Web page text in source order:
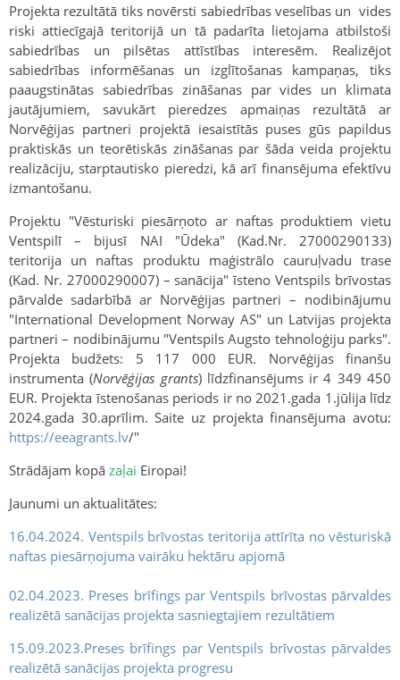
Projekta rezultātā tiks novērsti sabiedrības veselības un vides
riski attiecīgajā teritorijā un tā padarīta lietojama atbilstoši
sabiedrības un pilsētas attīstības interesēm. Realizējot
sabiedrības informēšanas un izglītošanas kampaņas, tiks
paaugstinātas sabiedrības zināšanas par vides un klimata
jautājumiem, savukārt pieredzes apmaiņas rezultātā ar
Norvēģijas partneri projektā iesaistītās puses gūs papildus
praktiskās un teorētiskās zināšanas par šāda veida projektu
realizāciju, starptautisko pieredzi, kā arī finansējuma efektīvu
izmantošanu.
Projektu "Vēsturiski piesārņoto ar naftas produktiem vietu
Ventspilī – bijusī NAI "Ūdeka" (Kad.Nr. 27000290133)
teritorija un naftas produktu maģistrālo cauruļvadu trase
(Kad. Nr. 27000290007) – sanācija" īsteno Ventspils brīvostas
pārvalde sadarbībā ar Norvēģijas partneri – nodibinājumu
"International Development Norway AS" un Latvijas projekta
partneri – nodibinājumu "Ventspils Augsto tehnoloģiju parks".
Projekta budžets: 5 117 000 EUR. Norvēģijas finanšu
instrumenta (Norvēģijas grants) līdzfinansējums ir 4 349 450
EUR. Projekta īstenošanas periods ir no 2021.gada 1.jūlija līdz
2024.gada 30.aprīlim. Saite uz projekta finansējuma avotu:
https://eeagrants.lv/"
Strādājam kopā zaļai Eiropai!
Jaunumi un aktualitātes:
16.04.2024. Ventspils brīvostas teritorija attīrīta no vēsturiskā
naftas piesārņojuma vairāku hektāru apjomā
02.04.2023. Preses brīfings par Ventspils brīvostas pārvaldes
realizētā sanācijas projekta sasniegtajiem rezultātiem
15.09.2023.Preses brīfings par Ventspils brīvostas pārvaldes
realizētā sanācijas projekta progresu